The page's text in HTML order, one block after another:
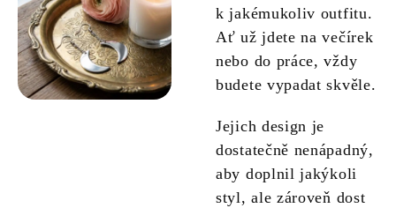
k jakémukoliv outfitu.
Ať už jdete na večírek
nebo do práce, vždy
budete vypadat skvěle.
Jejich design je
dostatečně nenápadný,
aby doplnil jakýkoli
styl, ale zároveň dost